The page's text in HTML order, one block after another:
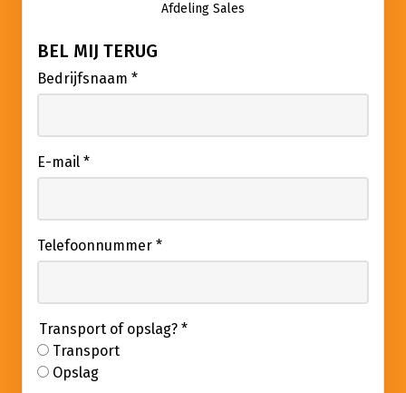
Afdeling Sales
BEL MIJ TERUG
Bedrijfsnaam *
E-mail *
Telefoonnummer *
Transport of opslag? *
Transport
Opslag